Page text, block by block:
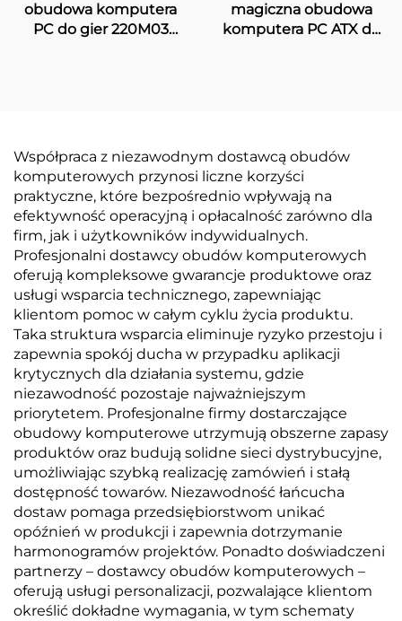
obudowa komputera
PC do gier 220M03
magiczna obudowa
komputera PC ATX do
Współpraca z niezawodnym dostawcą obudów
komputerowych przynosi liczne korzyści
praktyczne, które bezpośrednio wpływają na
efektywność operacyjną i opłacalność zarówno dla
firm, jak i użytkowników indywidualnych.
Profesjonalni dostawcy obudów komputerowych
oferują kompleksowe gwarancje produktowe oraz
usługi wsparcia technicznego, zapewniając
klientom pomoc w całym cyklu życia produktu.
Taka struktura wsparcia eliminuje ryzyko przestoju i
zapewnia spokój ducha w przypadku aplikacji
krytycznych dla działania systemu, gdzie
niezawodność pozostaje najważniejszym
priorytetem. Profesjonalne firmy dostarczające
obudowy komputerowe utrzymują obszerne zapasy
produktów oraz budują solidne sieci dystrybucyjne,
umożliwiając szybką realizację zamówień i stałą
dostępność towarów. Niezawodność łańcucha
dostaw pomaga przedsiębiorstwom unikać
opóźnień w produkcji i zapewnia dotrzymanie
harmonogramów projektów. Ponadto doświadczeni
partnerzy – dostawcy obudów komputerowych –
oferują usługi personalizacji, pozwalające klientom
określić dokładne wymagania, w tym schematy